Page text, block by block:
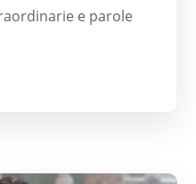
e parole